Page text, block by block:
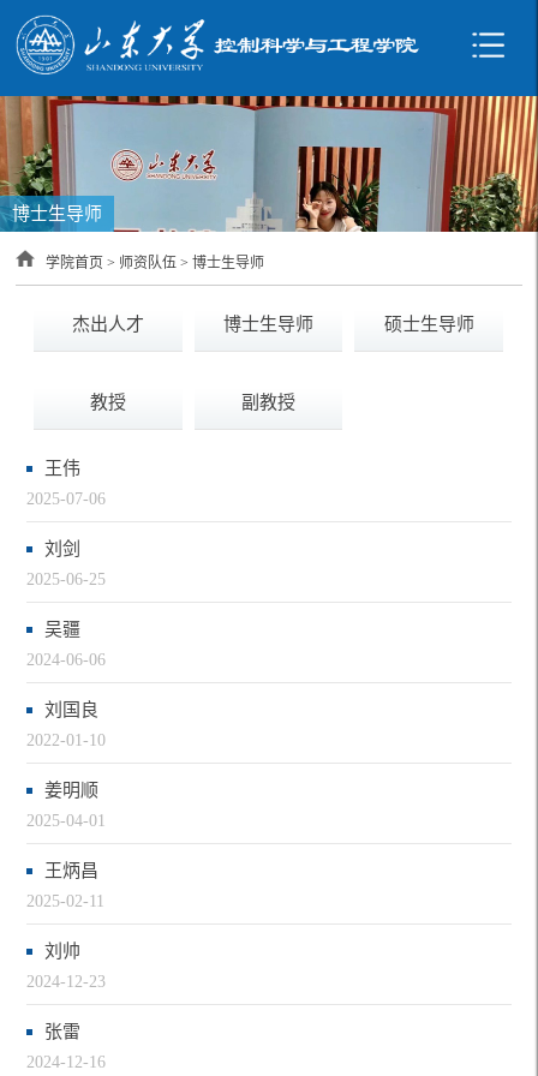
博士生导师
学院首页 > 师资队伍 >博士生导师
杰出人才 博士生导师 硕士生导师
教授 副教授
王伟
2025-07-06
刘剑
2025-06-25
吴疆
2024-06-06
刘国良
2022-01-10
姜明顺
2025-04-01
王炳昌
2025-02-11
刘帅
2024-12-23
张雷
2024-12-16